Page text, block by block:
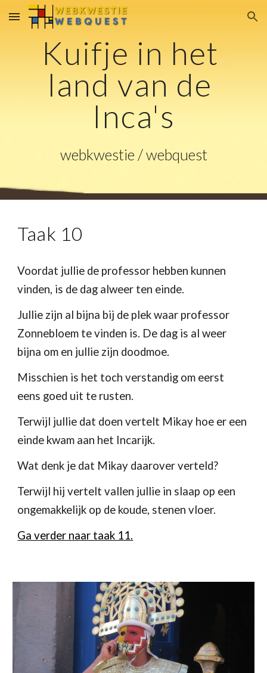
Skip to main content Skip to navigation
Kuifje in het
land van de
Inca's
webkwestie / webquest
Taak 10
Voordat jullie de professor hebben kunnen
vinden, is de dag alweer ten einde.
Jullie zijn al bijna bij de plek waar professor
Zonnebloem te vinden is. De dag is al weer
bijna om en jullie zijn doodmoe.
Misschien is het toch verstandig om eerst
eens goed uit te rusten.
Terwijl jullie dat doen vertelt Mikay hoe er een
einde kwam aan het Incarijk.
Wat denk je dat Mikay daarover verteld?
Terwijl hij vertelt vallen jullie in slaap op een
ongemakkelijk op de koude, stenen vloer.
Ga verder naar taak 11.